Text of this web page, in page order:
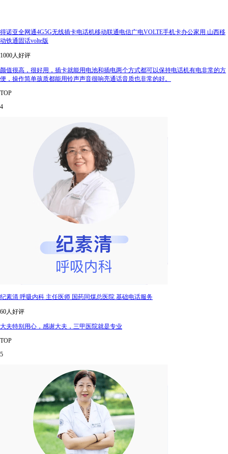
得诺亚全网通4G5G无线插卡电话机移动联通电信广电VOLTE手机卡办公家用 山西移
动铁通固话volte版
1000人好评
颜值很高，很好用，插卡就能用电池和插电两个方式都可以保持电话机有电非常的方
便，操作简单孩质都能用铃声声音很响亮通话音质也非常的好。
TOP
4
纪素清 呼吸内科 主任医师 国药同煤总医院 基础电话服务
60人好评
大夫特别用心，感谢大夫，三甲医院就是专业
TOP
5